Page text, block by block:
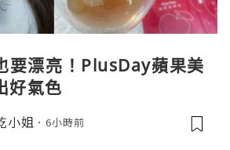
要漂亮！PlusDay蘋果美
好氣色
小姐 6小時前